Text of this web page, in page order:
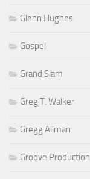
Glenn Hughes
Gospel
Grand Slam
Greg T. Walker
Gregg Allman
Groove Production